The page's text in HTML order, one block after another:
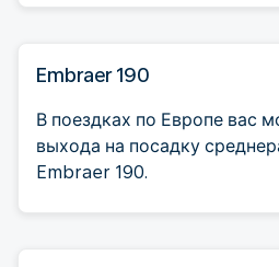
Embraer 190
В поездках по Европе вас
выхода на посадку
Embraer 190.